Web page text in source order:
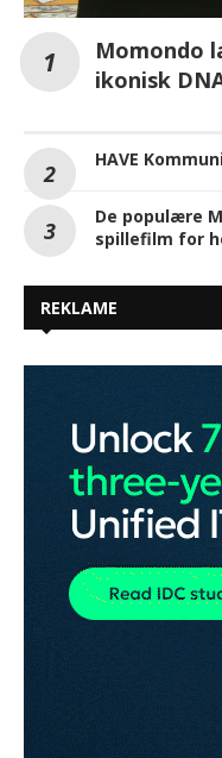
Momondo
ikonisk
HAVE
De populære
spillefilm for
REKLAME